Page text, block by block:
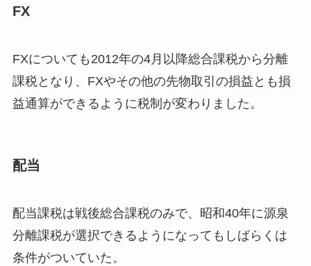
FX
FXについても2012年の4月以降総合課税から分離
課税となり、FXやその他の先物取引の損益とも損
益通算ができるように税制が変わりました。
配当
配当課税は戦後総合課税のみで、昭和40年に源泉
分離課税が選択できるようになってもしばらくは
条件がついていた。